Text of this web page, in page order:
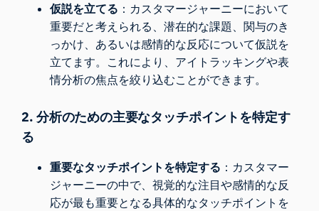
仮説を立てる ：カスタマージャーニーにおいて
重要だと考えられる、潜在的な課題、関与のき
っかけ、あるいは感情的な反応について仮説を
立てます。これにより、アイトラッキングや表
情分析の焦点を絞り込むことができます。
2. 分析のための主要なタッチポイントを特定す
る
重要なタッチポイントを特定する ：カスタマー
ジャーニーの中で、視覚的な注目や感情的な反
応が最も重要となる具体的なタッチポイントを